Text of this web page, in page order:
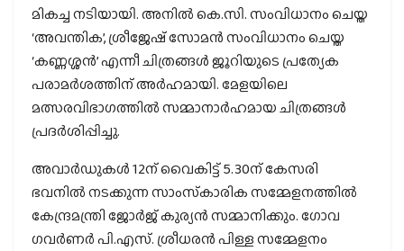
മികച്ച നടിയായി. അനില്‍ കെ.സി. സംവിധാനം ചെയ്ത
‘അവന്തിക’, ശ്രീജേഷ് സോമന്‍ സംവിധാനം ചെയ്ത
‘കണ്ണശ്ശന്‍’ എന്നീ ചിത്രങ്ങള്‍ ജൂറിയുടെ പ്രത്യേക
പരാമര്‍ശത്തിന് അര്‍ഹമായി. മേളയിലെ
മത്സരവിഭാഗത്തില്‍ സമ്മാനാര്‍ഹമായ ചിത്രങ്ങള്‍
പ്രദര്‍ശിപ്പിച്ചു.
അവാര്‍ഡുകള്‍ 12ന് വൈകിട്ട് 5.30ന് കേസരി
ഭവനില്‍ നടക്കുന്ന സാംസ്‌കാരിക സമ്മേളനത്തില്‍
കേന്ദ്രമന്ത്രി ജോര്‍ജ് കുര്യന്‍ സമ്മാനിക്കും. ഗോവ
ഗവര്‍ണര്‍ പി.എസ്. ശ്രീധരന്‍ പിള്ള സമ്മേളനം